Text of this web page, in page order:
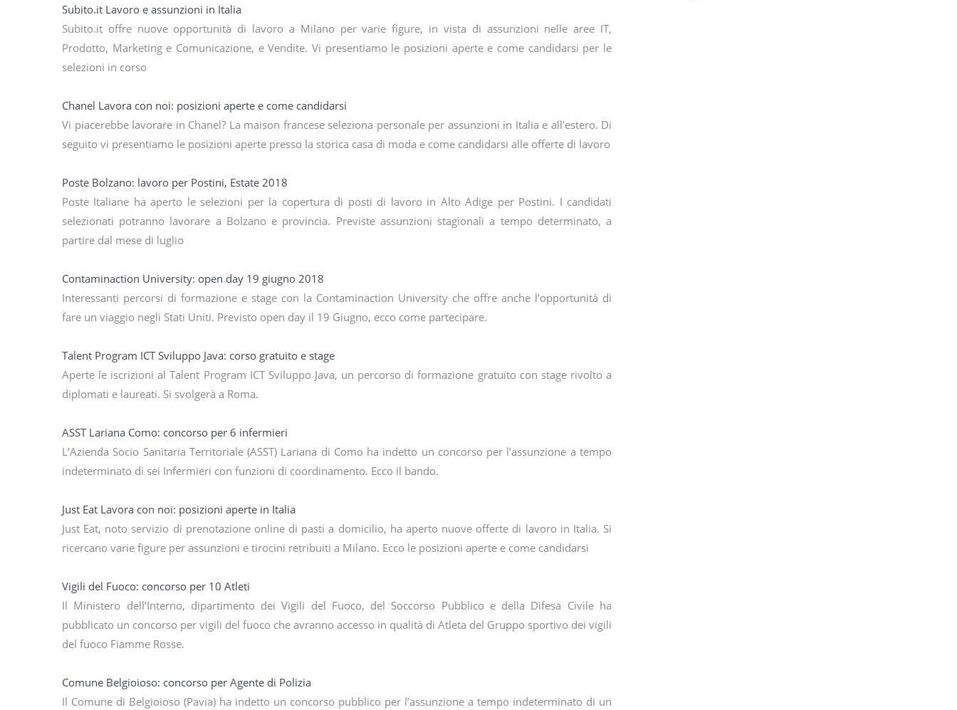
Subito.it Lavoro e assunzioni in Italia
Subito.it offre nuove opportunità di lavoro a Milano per varie figure, in vista di assunzioni nelle aree IT,
Prodotto, Marketing e Comunicazione, e Vendite. Vi presentiamo le posizioni aperte e come candidarsi per le
selezioni in corso
Chanel Lavora con noi: posizioni aperte e come candidarsi
Vi piacerebbe lavorare in Chanel? La maison francese seleziona personale per assunzioni in Italia e all’estero. Di
seguito vi presentiamo le posizioni aperte presso la storica casa di moda e come candidarsi alle offerte di lavoro
Poste Bolzano: lavoro per Postini, Estate 2018
Poste Italiane ha aperto le selezioni per la copertura di posti di lavoro in Alto Adige per Postini. I candidati
selezionati potranno lavorare a Bolzano e provincia. Previste assunzioni stagionali a tempo determinato, a
partire dal mese di luglio
Contaminaction University: open day 19 giugno 2018
Interessanti percorsi di formazione e stage con la Contaminaction University che offre anche l’opportunità di
fare un viaggio negli Stati Uniti. Previsto open day il 19 Giugno, ecco come partecipare.
Talent Program ICT Sviluppo Java: corso gratuito e stage
Aperte le iscrizioni al Talent Program ICT Sviluppo Java, un percorso di formazione gratuito con stage rivolto a
diplomati e laureati. Si svolgerà a Roma.
ASST Lariana Como: concorso per 6 infermieri
L’Azienda Socio Sanitaria Territoriale (ASST) Lariana di Como ha indetto un concorso per l’assunzione a tempo
indeterminato di sei Infermieri con funzioni di coordinamento. Ecco il bando.
Just Eat Lavora con noi: posizioni aperte in Italia
Just Eat, noto servizio di prenotazione online di pasti a domicilio, ha aperto nuove offerte di lavoro in Italia. Si
ricercano varie figure per assunzioni e tirocini retribuiti a Milano. Ecco le posizioni aperte e come candidarsi
Vigili del Fuoco: concorso per 10 Atleti
Il Ministero dell’Interno, dipartimento dei Vigili del Fuoco, del Soccorso Pubblico e della Difesa Civile ha
pubblicato un concorso per vigili del fuoco che avranno accesso in qualità di Atleta del Gruppo sportivo dei vigili
del fuoco Fiamme Rosse.
Comune Belgioioso: concorso per Agente di Polizia
Il Comune di Belgioioso (Pavia) ha indetto un concorso pubblico per l’assunzione a tempo indeterminato di un